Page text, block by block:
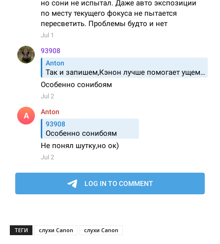
ТЕГИ cлухи Canon слухи Canon